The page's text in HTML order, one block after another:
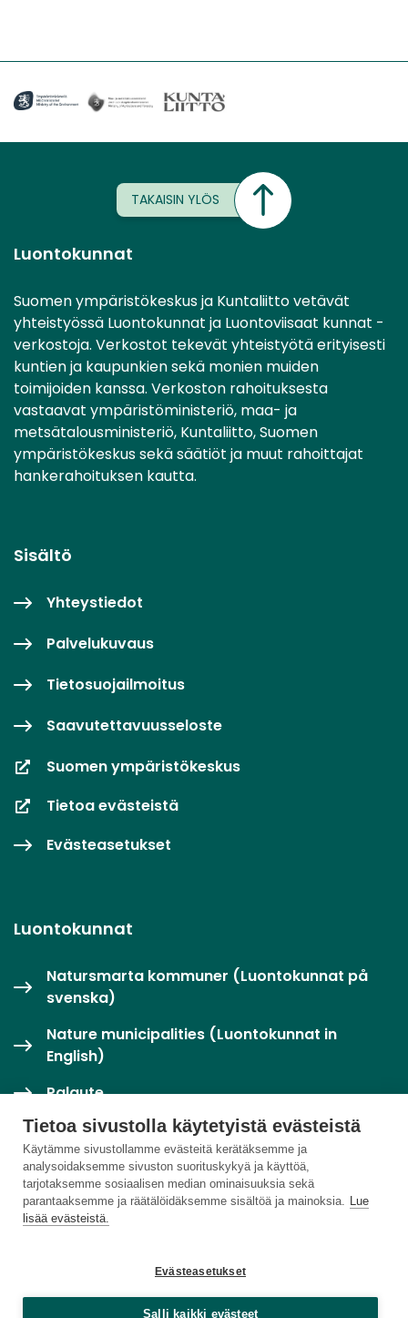
Tietoa sivustolla käytetyistä evästeistä
Käytämme sivustollamme evästeitä kerätäksemme ja
analysoidaksemme sivuston suorituskykyä ja käyttöä,
tarjotaksemme sosiaalisen median ominaisuuksia sekä
parantaaksemme ja räätälöidäksemme sisältöä ja mainoksia. Lue
lisää evästeistä.
Evästeasetukset
Salli kaikki evästeet
TAKAISIN YLÖS
Luontokunnat
Suomen ympäristökeskus ja Kuntaliitto vetävät
yhteistyössä Luontokunnat ja Luontoviisaat kunnat -
verkostoja. Verkostot tekevät yhteistyötä erityisesti
kuntien ja kaupunkien sekä monien muiden
toimijoiden kanssa. Verkoston rahoituksesta
vastaavat ympäristöministeriö, maa- ja
metsätalousministeriö, Kuntaliitto, Suomen
ympäristökeskus sekä säätiöt ja muut rahoittajat
hankerahoituksen kautta.
Sisältö
Yhteystiedot
Palvelukuvaus
Tietosuojailmoitus
Saavutettavuusseloste
Suomen ympäristökeskus
Tietoa evästeistä
Evästeasetukset
Luontokunnat
Natursmarta kommuner (Luontokunnat på
svenska)
Nature municipalities (Luontokunnat in
English)
Palaute
Twitter / X
Luontoloikka-palvelu